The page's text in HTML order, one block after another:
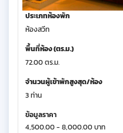
ประเภทห้องพัก
ห้องสวีท
พื้นที่ห้อง (ตร.ม.)
72.00 ตร.ม.
จำนวนผู้เข้าพักสูงสุด/ห้อง
3 ท่าน
ข้อมูลราคา
4,500.00 - 8,000.00 บาท